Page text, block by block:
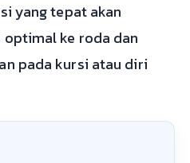
yang tepat akan
ke roda dan
pada kursi atau diri